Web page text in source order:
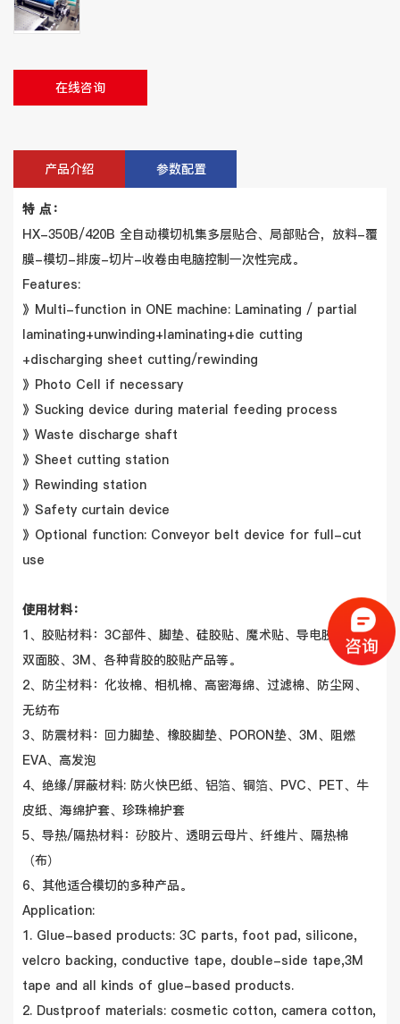
在线咨询
产品介绍 参数配置
特 点：
HX-350B/420B 全自动模切机集多层贴合、局部贴合，放料-覆
膜-模切-排废-切片-收卷由电脑控制一次性完成。
Features:
》Multi-function in ONE machine: Laminating / partial
laminating+unwinding+laminating+die cutting
+discharging sheet cutting/rewinding
》Photo Cell if necessary
》Sucking device during material feeding process
》Waste discharge shaft
》Sheet cutting station
》Rewinding station
》Safety curtain device
》Optional function: Conveyor belt device for full-cut
use
使用材料：
1、胶贴材料：3C部件、脚垫、硅胶贴、魔术贴、导电胶、强力
双面胶、3M、各种背胶的胶贴产品等。
2、防尘材料：化妆棉、相机棉、高密海绵、过滤棉、防尘网、
无纺布
3、防震材料：回力脚垫、橡胶脚垫、PORON垫、3M、阻燃
EVA、高发泡
4、绝缘/屏蔽材料: 防火快巴纸、铝箔、铜箔、PVC、PET、牛
皮纸、海绵护套、珍珠棉护套
5、导热/隔热材料：矽胶片、透明云母片、纤维片、隔热棉
（布）
6、其他适合模切的多种产品。
Application:
1. Glue-based products: 3C parts, foot pad, silicone,
velcro backing, conductive tape, double-side tape,3M
tape and all kinds of glue-based products.
2. Dustproof materials: cosmetic cotton, camera cotton,